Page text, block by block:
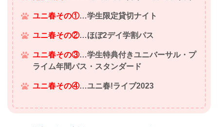
ユニ春その①…学生限定貸切ナイト
ユニ春その②…ほぼ2デイ学割パス
ユニ春その③…学生特典付きユニバーサル・プ
ライム年間パス・スタンダード
ユニ春その④…ユニ春!ライブ2023